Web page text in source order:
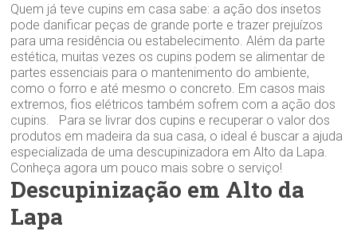
Quem já teve cupins em casa sabe: a ação dos insetos
pode danificar peças de grande porte e trazer prejuízos
para uma residência ou estabelecimento. Além da parte
estética, muitas vezes os cupins podem se alimentar de
partes essenciais para o mantenimento do ambiente,
como o forro e até mesmo o concreto. Em casos mais
extremos, fios elétricos também sofrem com a ação dos
cupins. Para se livrar dos cupins e recuperar o valor dos
produtos em madeira da sua casa, o ideal é buscar a ajuda
especializada de uma descupinizadora em Alto da Lapa.
Conheça agora um pouco mais sobre o serviço!
Descupinização em Alto da
Lapa